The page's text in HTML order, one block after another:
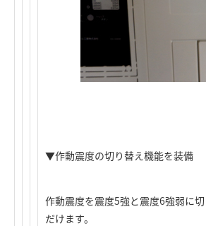
▼作動震度の切り替え機能を装備
作動震度を震度5強と震度6強弱に
だけます。